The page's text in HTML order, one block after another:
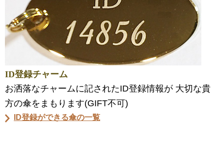
ID登録チャーム
お洒落なチャームに記されたID登録情報が 大切な貴
方の傘をまもります(GIFT不可)
ID登録ができる傘の一覧